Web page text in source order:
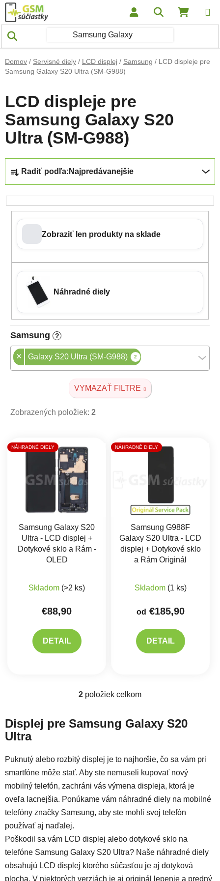
Prejsť na obsah Hľadať
Domov / Servisné diely / LCD displej / Samsung / LCD displeje pre
Samsung Galaxy S20 Ultra (SM-G988)
LCD displeje pre
Samsung Galaxy S20
Ultra (SM-G988)
Radiť podľa: Najpredávanejšie
Zobraziť len produkty na sklade
Náhradné diely
Samsung ?
× Galaxy S20 Ultra (SM-G988) 2
VYMAZAŤ FILTRE
Zobrazených položiek: 2
Výpis produktov
NÁHRADNÉ DIELY
Samsung Galaxy S20
Ultra - LCD displej +
Dotykové sklo a Rám -
OLED
Skladom (>2 ks)
€88,90
DETAIL
NÁHRADNÉ DIELY
Samsung G988F
Galaxy S20 Ultra - LCD
displej + Dotykové sklo
a Rám Originál
Skladom (1 ks)
od €185,90
DETAIL
Ovládacie prvky výpisu
2 položiek celkom
Displej pre Samsung Galaxy S20
Ultra
Puknutý alebo rozbitý displej je to najhoršie, čo sa vám pri
smartfóne môže stať. Aby ste nemuseli kupovať nový
mobilný telefón, zachráni vás výmena displeja, ktorá je
oveľa lacnejšia. Ponúkame vám náhradné diely na mobilné
telefóny značky Samsung, aby ste mohli svoj telefón
používať aj naďalej.
Poškodil sa vám LCD displej alebo dotykové sklo na
telefóne Samsung Galaxy S20 Ultra? Naše náhradné diely
obsahujú LCD displej ktorého súčasťou je aj dotyková
plocha. V niektorých verziách je aj originál lepenie a predný